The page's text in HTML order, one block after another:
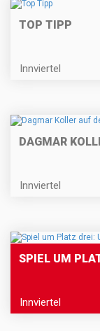
TOP TIPP
Innviertel
DAGMAR
Innviertel
SPIEL UM
Innviertel